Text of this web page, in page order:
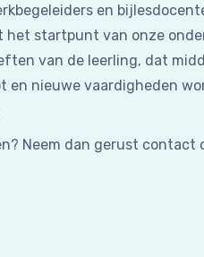
en
het startpunt van onze
van de leerling, dat
nieuwe vaardigheden
Neem dan gerust contact